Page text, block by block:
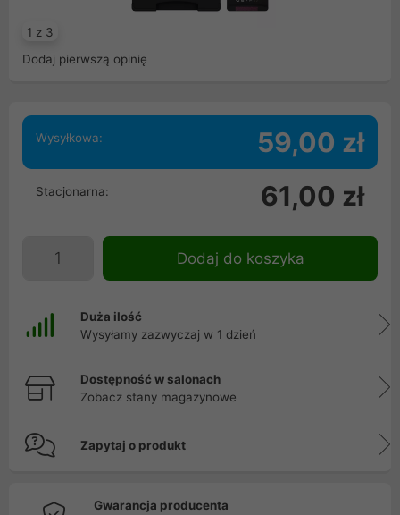
1 z 3
Dodaj pierwszą opinię
Wysyłkowa: 59,00 zł
Stacjonarna: 61,00 zł
Dodaj do koszyka
Duża ilość
Wysyłamy zazwyczaj w 1 dzień
Dostępność w salonach
Zobacz stany magazynowe
Zapytaj o produkt
Gwarancja producenta